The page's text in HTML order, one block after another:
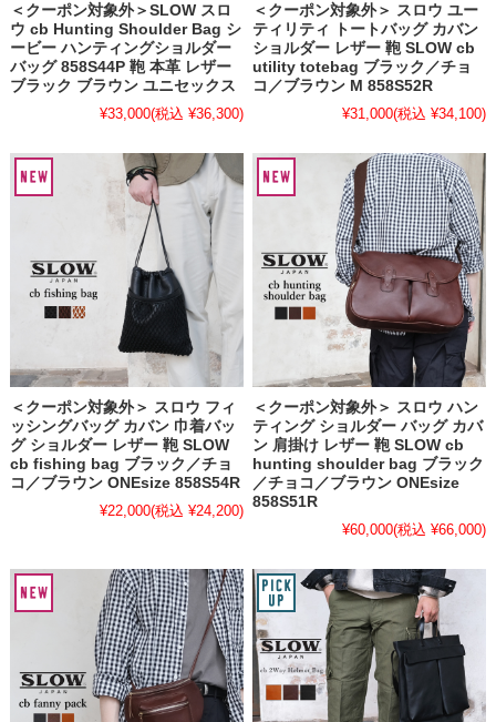
＜クーポン対象外＞SLOW スロ
ウ cb Hunting Shoulder Bag シ
ービー ハンティングショルダー
バッグ 858S44P 鞄 本革 レザー
ブラック ブラウン ユニセックス
¥33,000(税込 ¥36,300)
＜クーポン対象外＞ スロウ ユー
ティリティ トートバッグ カバン
ショルダー レザー 鞄 SLOW cb
utility totebag ブラック／チョ
コ／ブラウン M 858S52R
¥31,000(税込 ¥34,100)
＜クーポン対象外＞ スロウ フィ
ッシングバッグ カバン 巾着バッ
グ ショルダー レザー 鞄 SLOW
cb fishing bag ブラック／チョ
コ／ブラウン ONEsize 858S54R
¥22,000(税込 ¥24,200)
＜クーポン対象外＞ スロウ ハン
ティング ショルダー バッグ カバ
ン 肩掛け レザー 鞄 SLOW cb
hunting shoulder bag ブラック
／チョコ／ブラウン ONEsize
858S51R
¥60,000(税込 ¥66,000)